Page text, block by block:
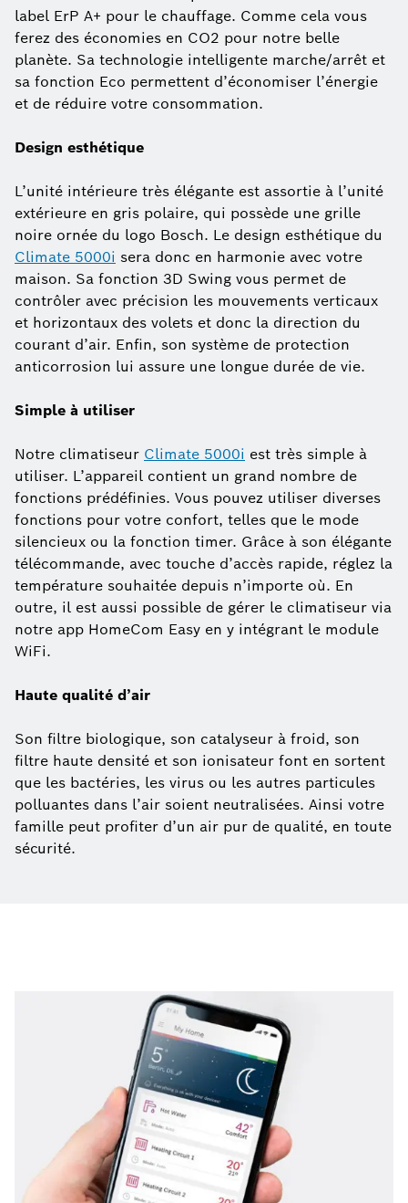
label ErP A+ pour le chauffage. Comme cela vous
ferez des économies en CO2 pour notre belle
planète. Sa technologie intelligente marche/arrêt et
sa fonction Eco permettent d’économiser l’énergie
et de réduire votre consommation.
Design esthétique
L’unité intérieure très élégante est assortie à l’unité
extérieure en gris polaire, qui possède une grille
noire ornée du logo Bosch. Le design esthétique du
Climate 5000i sera donc en harmonie avec votre
maison. Sa fonction 3D Swing vous permet de
contrôler avec précision les mouvements verticaux
et horizontaux des volets et donc la direction du
courant d’air. Enfin, son système de protection
anticorrosion lui assure une longue durée de vie.
Simple à utiliser
Notre climatiseur Climate 5000i est très simple à
utiliser. L’appareil contient un grand nombre de
fonctions prédéfinies. Vous pouvez utiliser diverses
fonctions pour votre confort, telles que le mode
silencieux ou la fonction timer. Grâce à son élégante
télécommande, avec touche d’accès rapide, réglez la
température souhaitée depuis n’importe où. En
outre, il est aussi possible de gérer le climatiseur via
notre app HomeCom Easy en y intégrant le module
WiFi.
Haute qualité d’air
Son filtre biologique, son catalyseur à froid, son
filtre haute densité et son ionisateur font en sortent
que les bactéries, les virus ou les autres particules
polluantes dans l’air soient neutralisées. Ainsi votre
famille peut profiter d’un air pur de qualité, en toute
sécurité.